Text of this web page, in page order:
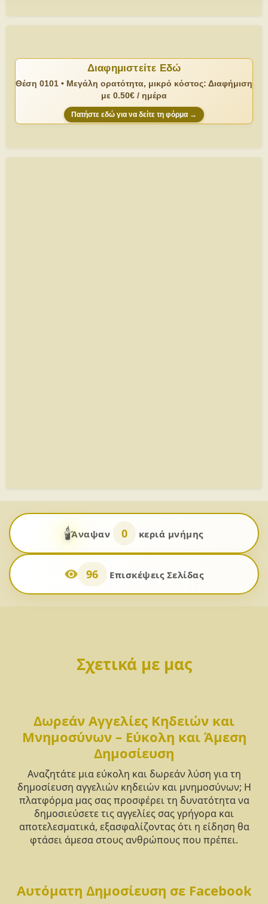
Διαφημιστείτε Εδώ
Θέση 0101 • Μεγάλη ορατότητα, μικρό κόστος: Διαφήμιση
με 0.50€ / ημέρα
Πατήστε εδώ για να δείτε τη φόρμα →
🕯️Άναψαν 0 κεριά μνήμης
96 Επισκέψεις Σελίδας
Σχετικά με μας
Δωρεάν Αγγελίες Κηδειών και
Μνημοσύνων – Εύκολη και Άμεση
Δημοσίευση
Αναζητάτε μια εύκολη και δωρεάν λύση για τη
δημοσίευση αγγελιών κηδειών και μνημοσύνων; Η
πλατφόρμα μας σας προσφέρει τη δυνατότητα να
δημοσιεύσετε τις αγγελίες σας γρήγορα και
αποτελεσματικά, εξασφαλίζοντας ότι η είδηση θα
φτάσει άμεσα στους ανθρώπους που πρέπει.
Αυτόματη Δημοσίευση σε Facebook